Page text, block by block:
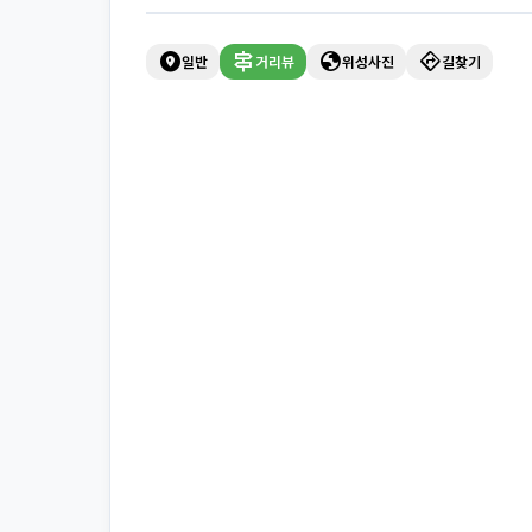
explore_nearby일반 signpost거리뷰 globe위성사진 directions길찾기